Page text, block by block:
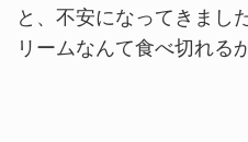
と、不安になってきまし
リームなんて食べ切れる